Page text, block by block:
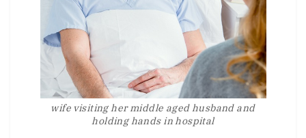
wife visiting her middle aged husband and
holding hands in hospital